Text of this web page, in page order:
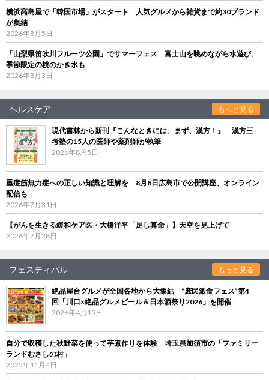
横浜高島屋で「韓国市場」がスタート 人気グルメから雑貨まで約30ブランド
が集結
2026年8月5日
「山梨県笛吹川フルーツ公園」でサマーフェス 富士山を眺めながら水遊び、
季節限定の桃のかき氷も
2026年8月3日
ヘルスケア もっと見る
現代書林から新刊『こんなときには、まず、漢方！』 漢方三
考塾の15人の医師や薬剤師が執筆
2026年8月5日
重症筋無力症への正しい知識と理解を 8月8日広島市で公開講座、オンライン
配信も
2026年7月31日
【がんを生きる緩和ケア医・大橋洋平「足し算命」】天空を見上げて
2026年7月28日
フェスティバル もっと見る
絶品屋台グルメが全国各地から大集結 “庶民派食フェス”第4
回「川口×絶品グルメビール＆日本酒祭り2026」を開催
2026年4月15日
自分で収穫した秋野菜を使って芋煮作りを体験 埼玉県加須市の「ファミリー
ランドむさしの村」
2025年11月4日